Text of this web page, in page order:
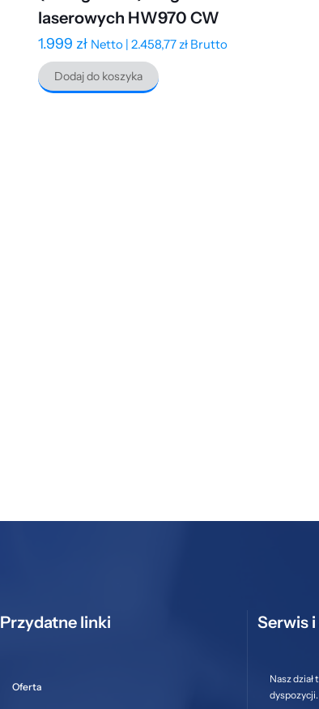
laserowych HW970 CW
1.999 zł Netto | 2.458,77 zł Brutto
Dodaj do koszyka
Przydatne linki
Oferta
Serwis
Nasz
dyspozycji.